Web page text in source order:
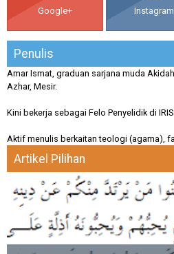
Google+ Instagram
Penulis
Amar Ismat, graduan sarjana muda
Azhar, Mesir.
Kini bekerja sebagai Felo Penyelidik di
Aktif menulis berkaitan teologi (agama),
Artikel Pilihan